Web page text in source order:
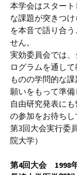
本学会はスター
な課題が突きつ
を本音で語り合
せん。
実効委員会では
ログラムを通し
ものの学問的な
願いをもって準備
自由研究発表に
の参加をお待ちし
第3回大会実行委
院大学）
第4回大会 1998